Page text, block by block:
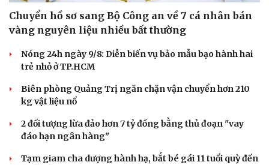
Chuyển hồ sơ sang Bộ Công an về 7 cá nhân bán
vàng nguyên liệu nhiều bất thường
Nóng 24h ngày 9/8: Diễn biến vụ bảo mẫu bạo hành hai
trẻ nhỏ ở TP.HCM
Biên phòng Quảng Trị ngăn chặn vận chuyển hơn 210
kg vật liệu nổ
2 đối tượng lừa đảo hơn 7 tỷ đồng bằng thủ đoạn "vay
đáo hạn ngân hàng"
Tạm giam cha dượng hành hạ, bắt bé gái 11 tuổi quỳ đến